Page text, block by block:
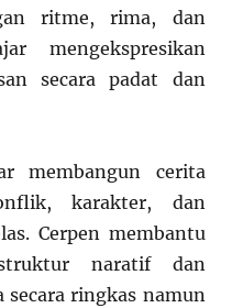
ritme, rima, dan
mengekspresikan
secara padat dan
membangun cerita
karakter, dan
Cerpen membantu
naratif dan
secara ringkas namun